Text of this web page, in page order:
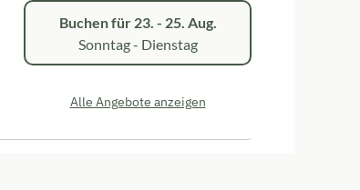
Buchen für 23. - 25. Aug.
Sonntag - Dienstag
Alle Angebote anzeigen